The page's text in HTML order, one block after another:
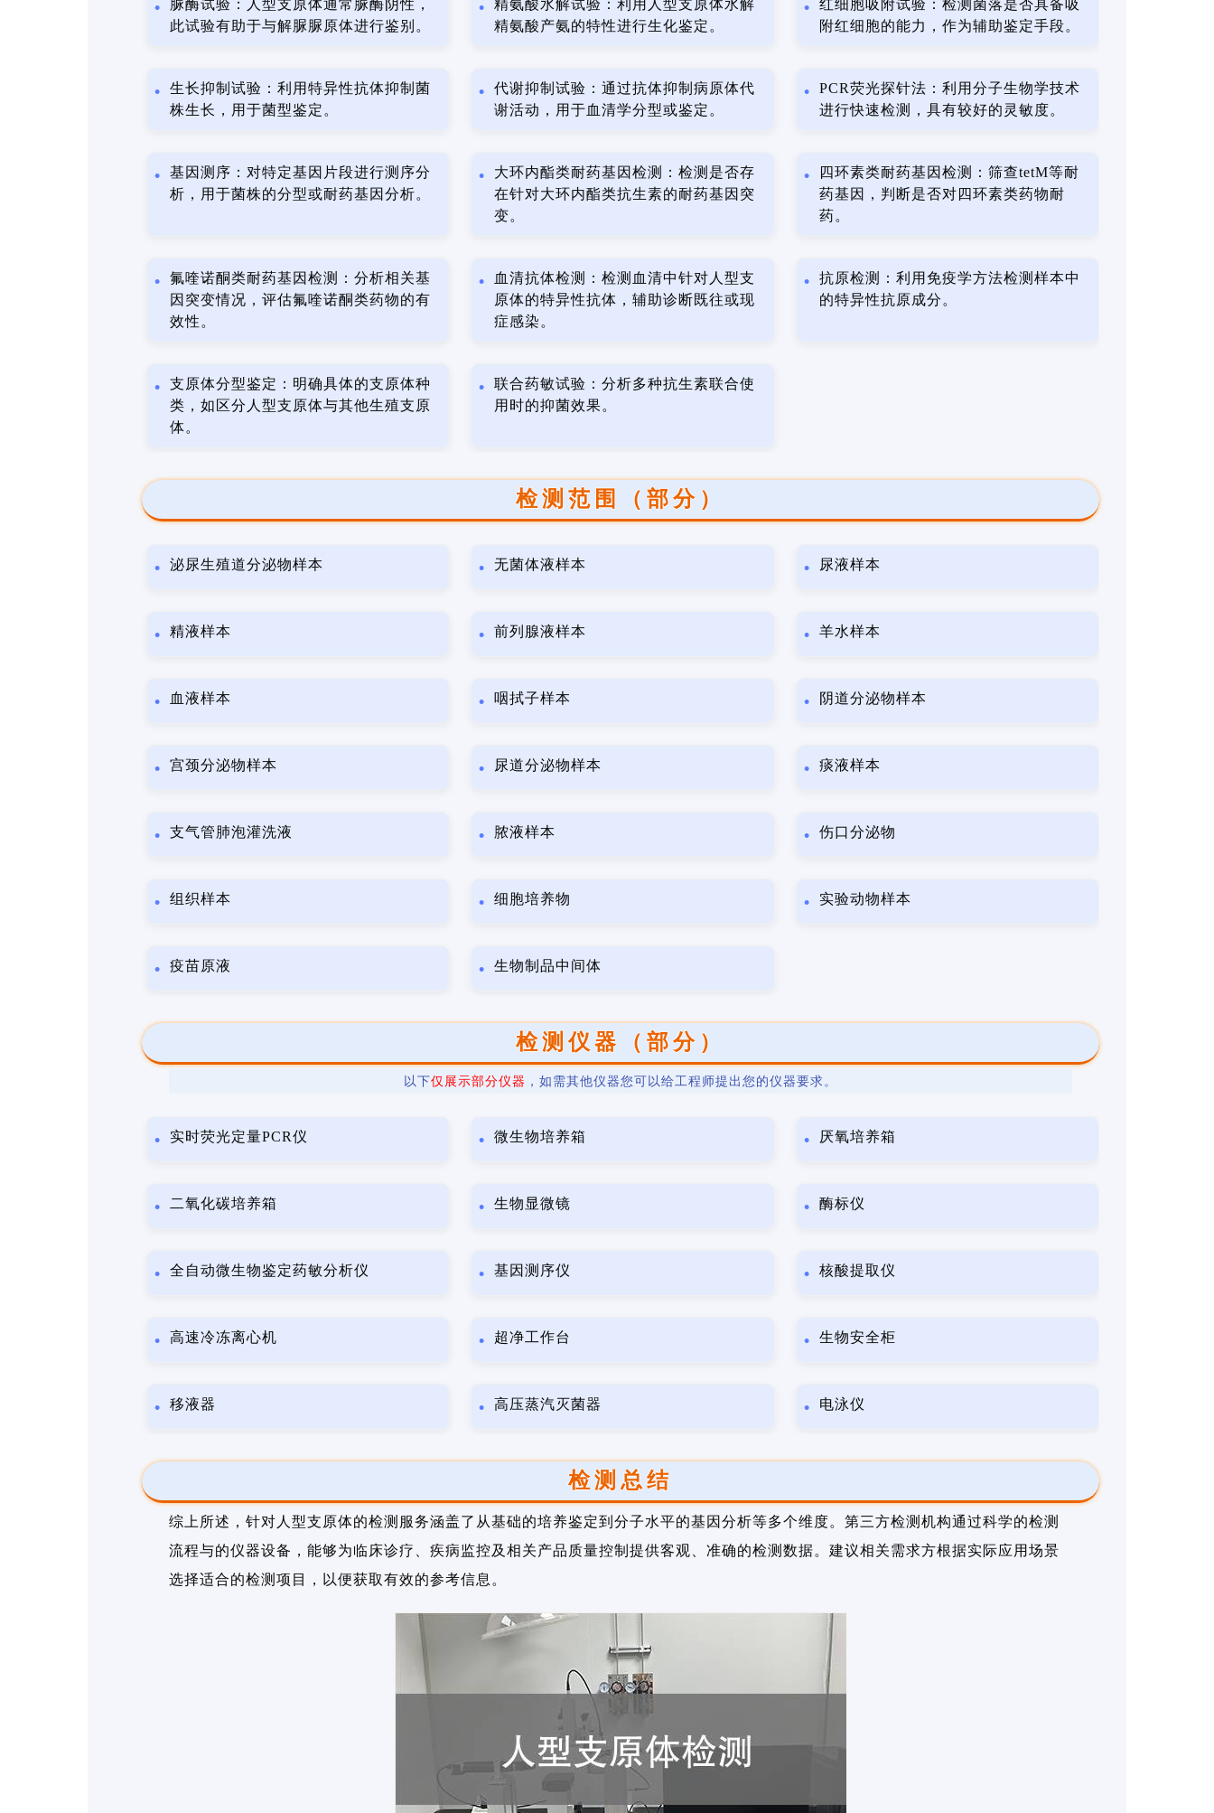
脲酶试验：人型支原体通常脲酶阴性，
此试验有助于与解脲脲原体进行鉴别。
精氨酸水解试验：利用人型支原体水解
精氨酸产氨的特性进行生化鉴定。
红细胞吸附试验：检测菌落是否具备吸
附红细胞的能力，作为辅助鉴定手段。
生长抑制试验：利用特异性抗体抑制菌
株生长，用于菌型鉴定。
代谢抑制试验：通过抗体抑制病原体代
谢活动，用于血清学分型或鉴定。
PCR荧光探针法：利用分子生物学技术
进行快速检测，具有较好的灵敏度。
基因测序：对特定基因片段进行测序分
析，用于菌株的分型或耐药基因分析。
大环内酯类耐药基因检测：检测是否存
在针对大环内酯类抗生素的耐药基因突
变。
四环素类耐药基因检测：筛查tetM等耐
药基因，判断是否对四环素类药物耐
药。
氟喹诺酮类耐药基因检测：分析相关基
因突变情况，评估氟喹诺酮类药物的有
效性。
血清抗体检测：检测血清中针对人型支
原体的特异性抗体，辅助诊断既往或现
症感染。
抗原检测：利用免疫学方法检测样本中
的特异性抗原成分。
支原体分型鉴定：明确具体的支原体种
类，如区分人型支原体与其他生殖支原
体。
联合药敏试验：分析多种抗生素联合使
用时的抑菌效果。
检测范围（部分）
泌尿生殖道分泌物样本 无菌体液样本 尿液样本
精液样本 前列腺液样本 羊水样本
血液样本 咽拭子样本 阴道分泌物样本
宫颈分泌物样本 尿道分泌物样本 痰液样本
支气管肺泡灌洗液 脓液样本 伤口分泌物
组织样本 细胞培养物 实验动物样本
疫苗原液 生物制品中间体
检测仪器（部分）
以下仅展示部分仪器 ，如需其他仪器您可以给工程师提出您的仪器要求。
实时荧光定量PCR仪 微生物培养箱 厌氧培养箱
二氧化碳培养箱 生物显微镜 酶标仪
全自动微生物鉴定药敏分析仪 基因测序仪 核酸提取仪
高速冷冻离心机 超净工作台 生物安全柜
移液器 高压蒸汽灭菌器 电泳仪
检测总结
综上所述，针对人型支原体的检测服务涵盖了从基础的培养鉴定到分子水平的基因分析等多个维度。第三方检测机构通过科学的检测
流程与的仪器设备，能够为临床诊疗、疾病监控及相关产品质量控制提供客观、准确的检测数据。建议相关需求方根据实际应用场景
选择适合的检测项目，以便获取有效的参考信息。